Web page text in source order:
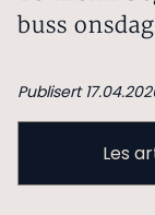
buss
Publisert
Les